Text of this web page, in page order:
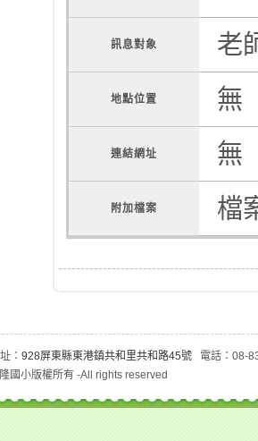
訊息對象 老
地點位置 無
連結網址 無
附加檔案 檔
： 928屏東縣東港鎮共和里共和路45號 電話：08-
國小版權所有 -All rights reserved